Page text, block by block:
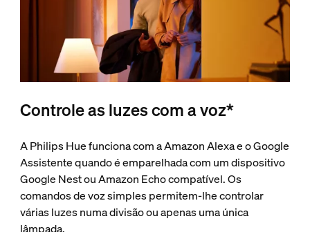
Controle as luzes com a voz*
A Philips Hue funciona com a Amazon Alexa e o Google
Assistente quando é emparelhada com um dispositivo
Google Nest ou Amazon Echo compatível. Os
comandos de voz simples permitem-lhe controlar
várias luzes numa divisão ou apenas uma única
lâmpada.